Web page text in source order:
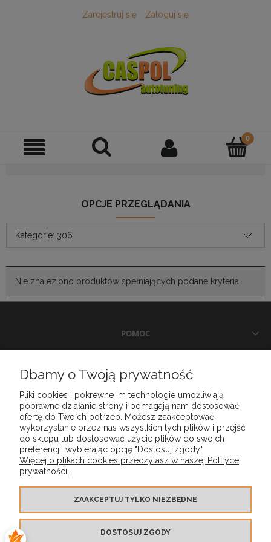
Zarejestruj się Zaloguj się
OPCJE PRZEGLĄDANIA
Kategorie: 306
Nie znaleziono produktów spełniających podane kryteria.
POMOC
DOSTAWA I PŁATNOŚCI
MOJE KONTO
GWARANCJA I ZWROTY
Dbamy o Twoją prywatność
Pliki cookies i pokrewne im technologie umożliwiają
poprawne działanie strony i pomagają nam dostosować
ofertę do Twoich potrzeb. Możesz zaakceptować
wykorzystanie przez nas wszystkich tych plików i przejść
do sklepu lub dostosować użycie plików do swoich
preferencji, wybierając opcję "Dostosuj zgody".
Więcej o plikach cookies przeczytasz w naszej Polityce
prywatności.
ZAAKCEPTUJ TYLKO NIEZBĘDNE
DOSTOSUJ ZGODY